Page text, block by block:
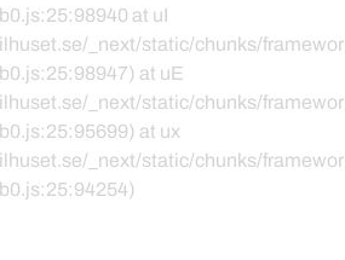
at uI
_next/static/chunks/
at uE
_next/static/chunks/
at ux
_next/static/chunks/